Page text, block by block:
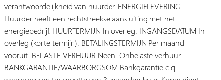
verantwoordelijkheid van huurder. ENERGIELEVERING
Huurder heeft een rechtstreekse aansluiting met het
energiebedrijf. HUURTERMIJN In overleg. INGANGSDATUM In
overleg (korte termijn). BETALINGSTERMIJN Per maand
vooruit. BELASTE VERHUUR Neen. Onbelaste verhuur.
BANKGARANTIE/WAARBORGSOM Bankgarantie c.q.